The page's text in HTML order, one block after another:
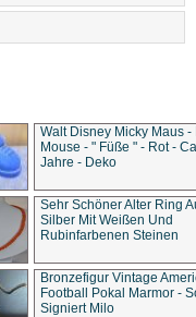
Walt Disney Micky Maus -
Mouse - " Füße " - Rot -
Jahre - Deko
Sehr Schöner Alter Ring
Silber Mit Weißen Und
Rubinfarbenen Steinen
Bronzefigur Vintage
Football Pokal Marmor -
Signiert Milo